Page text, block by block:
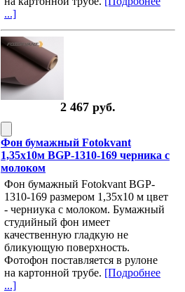
...]
2 467 руб.
Фон бумажный Fotokvant
1,35х10м BGP-1310-169 черника с
молоком
Фон бумажный Fotokvant BGP-
1310-169 размером 1,35х10 м цвет
- черниука с молоком. Бумажный
студийный фон имеет
качественную гладкую не
бликующую поверхность.
Фотофон поставляется в рулоне
на картонной трубе. [Подробнее
...]